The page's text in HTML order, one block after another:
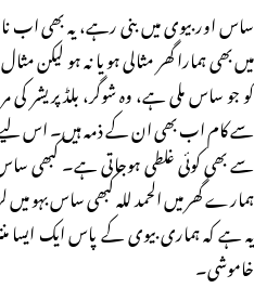
ساس اور بیوی میں بنی رہے، یہ بھی اب
میں بھی ہمارا گھر مثالی ہو یا نہ ہو
کو جو ساس ملی ہے، وہ شوگر، بلڈ پریشر
سے کام اب بھی ان کے ذمہ ہیں۔ اس لیے
سے بھی کوئی غلطی ہوجاتی ہے۔ کبھی
ہمارے گھر میں الحمد للہ کبھی ساس بہو میں
یہ ہے کہ ہماری بیوی کے پاس ایک ایسا
خاموشی۔